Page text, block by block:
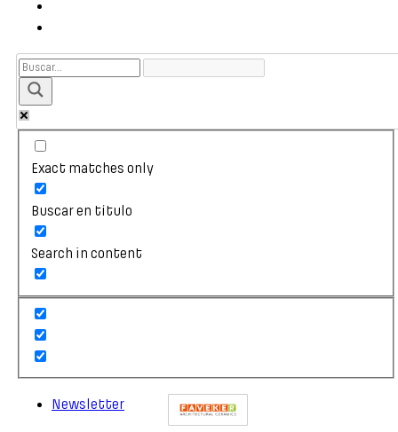
Exact matches only
Buscar en título
Search in content
Newsletter